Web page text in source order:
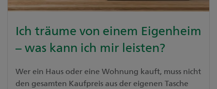
Ich träume von einem Eigenheim
– was kann ich mir leisten?
Wer ein Haus oder eine Wohnung kauft, muss nicht
den gesamten Kaufpreis aus der eigenen Tasche